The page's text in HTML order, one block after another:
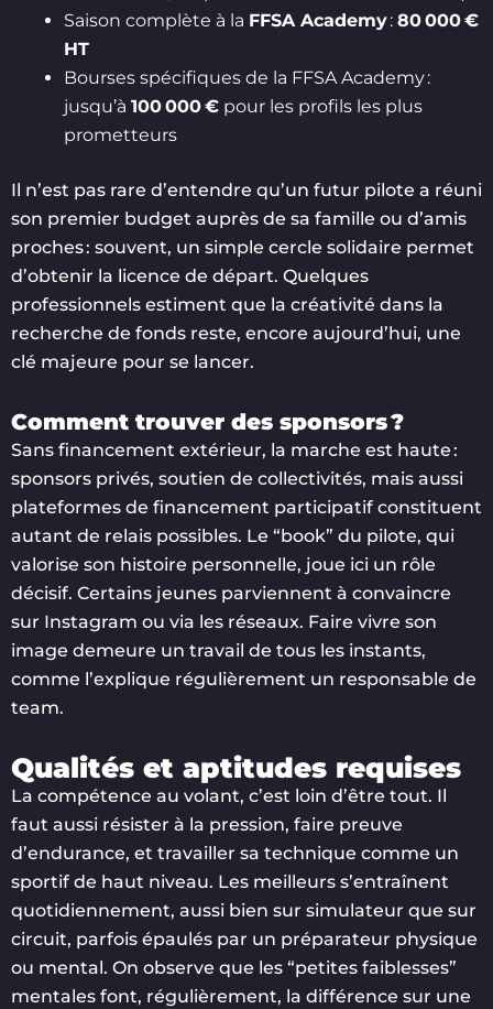
Saison complète à la FFSA Academy: 80 000 €
HT
Bourses spécifiques de la FFSA Academy :
jusqu’à 100 000 € pour les profils les plus
prometteurs
Il n’est pas rare d’entendre qu’un futur pilote a réuni
son premier budget auprès de sa famille ou d’amis
proches : souvent, un simple cercle solidaire permet
d’obtenir la licence de départ. Quelques
professionnels estiment que la créativité dans la
recherche de fonds reste, encore aujourd’hui, une
clé majeure pour se lancer.
Comment trouver des sponsors ?
Sans financement extérieur, la marche est haute :
sponsors privés, soutien de collectivités, mais aussi
plateformes de financement participatif constituent
autant de relais possibles. Le “book” du pilote, qui
valorise son histoire personnelle, joue ici un rôle
décisif. Certains jeunes parviennent à convaincre
sur Instagram ou via les réseaux. Faire vivre son
image demeure un travail de tous les instants,
comme l’explique régulièrement un responsable de
team.
Qualités et aptitudes requises
La compétence au volant, c’est loin d’être tout. Il
faut aussi résister à la pression, faire preuve
d’endurance, et travailler sa technique comme un
sportif de haut niveau. Les meilleurs s’entraînent
quotidiennement, aussi bien sur simulateur que sur
circuit, parfois épaulés par un préparateur physique
ou mental. On observe que les “petites faiblesses”
mentales font, régulièrement, la différence sur une